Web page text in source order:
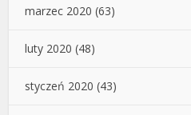
marzec 2020 (63)
luty 2020 (48)
styczeń 2020 (43)